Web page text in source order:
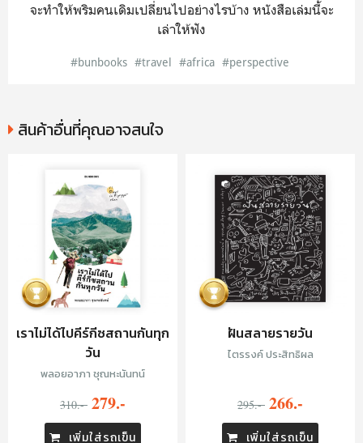
จะทำให้พริมคนเดิมเปลี่ยนไปอย่างไรบ้าง หนังสือเล่มนี้จะ
เล่าให้ฟัง
#bunbooks #travel #africa #perspective
สินค้าอื่นที่คุณอาจสนใจ
เราไม่ได้ไปคีร์กีซสถานกันทุก
วัน
พลอยอาภา ชุณหะนันทน์
310.- 279.-
เพิ่มใส่รถเข็น
ฝันสลายรายวัน
ไตรรงค์ ประสิทธิผล
295.- 266.-
เพิ่มใส่รถเข็น